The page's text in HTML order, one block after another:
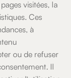
visitées, la
Ces
à
ou de refuser
Il